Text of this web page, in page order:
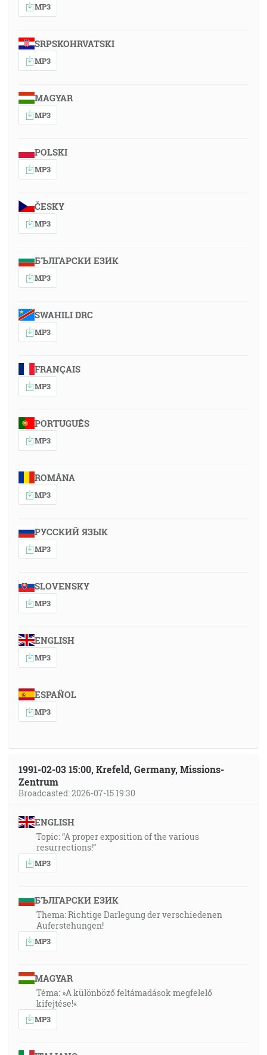
MP3
SRPSKOHRVATSKI
MP3
MAGYAR
MP3
POLSKI
MP3
ČESKY
MP3
БЪЛГАРСКИ ЕЗИК
MP3
SWAHILI DRC
MP3
FRANÇAIS
MP3
PORTUGUÊS
MP3
ROMÂNA
MP3
РУССКИЙ ЯЗЫК
MP3
SLOVENSKY
MP3
ENGLISH
MP3
ESPAÑOL
MP3
1991-02-03 15:00, Krefeld, Germany, Missions-
Zentrum
Broadcasted: 2026-07-15 19:30
ENGLISH
Topic: “A proper exposition of the various
resurrections!”
MP3
БЪЛГАРСКИ ЕЗИК
Thema: Richtige Darlegung der verschiedenen
Auferstehungen!
MP3
MAGYAR
Téma: »A különböző feltámadások megfelelő
kifejtése!«
MP3